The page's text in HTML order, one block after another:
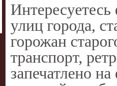
Интересуетесь
улиц города,
горожан
транспорт,
запечатлено